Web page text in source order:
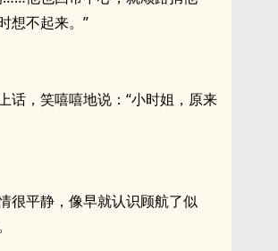
想不起来。”
话，笑嘻嘻地说：“小时姐，原来
很平静，像早就认识顾航了似